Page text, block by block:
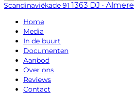
Scandinaviëkade 91 1363 DJ · Almere
Home
Media
In de buurt
Documenten
Aanbod
Over ons
Reviews
Contact